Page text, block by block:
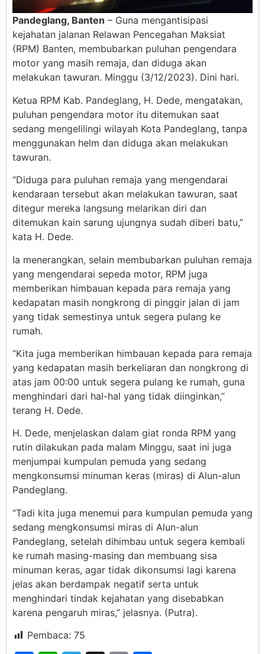
Pandeglang, Banten – Guna mengantisipasi
kejahatan jalanan Relawan Pencegahan Maksiat
(RPM) Banten, membubarkan puluhan pengendara
motor yang masih remaja, dan diduga akan
melakukan tawuran. Minggu (3/12/2023). Dini hari.
Ketua RPM Kab. Pandeglang, H. Dede, mengatakan,
puluhan pengendara motor itu ditemukan saat
sedang mengelilingi wilayah Kota Pandeglang, tanpa
menggunakan helm dan diduga akan melakukan
tawuran.
“Diduga para puluhan remaja yang mengendarai
kendaraan tersebut akan melakukan tawuran, saat
ditegur mereka langsung melarikan diri dan
ditemukan kain sarung ujungnya sudah diberi batu,”
kata H. Dede.
Ia menerangkan, selain membubarkan puluhan remaja
yang mengendarai sepeda motor, RPM juga
memberikan himbauan kepada para remaja yang
kedapatan masih nongkrong di pinggir jalan di jam
yang tidak semestinya untuk segera pulang ke
rumah.
“Kita juga memberikan himbauan kepada para remaja
yang kedapatan masih berkeliaran dan nongkrong di
atas jam 00:00 untuk segera pulang ke rumah, guna
menghindari dari hal-hal yang tidak diinginkan,”
terang H. Dede.
H. Dede, menjelaskan dalam giat ronda RPM yang
rutin dilakukan pada malam Minggu, saat ini juga
menjumpai kumpulan pemuda yang sedang
mengkonsumsi minuman keras (miras) di Alun-alun
Pandeglang.
“Tadi kita juga menemui para kumpulan pemuda yang
sedang mengkonsumsi miras di Alun-alun
Pandeglang, setelah dihimbau untuk segera kembali
ke rumah masing-masing dan membuang sisa
minuman keras, agar tidak dikonsumsi lagi karena
jelas akan berdampak negatif serta untuk
menghindari tindak kejahatan yang disebabkan
karena pengaruh miras,” jelasnya. (Putra).
Pembaca: 75